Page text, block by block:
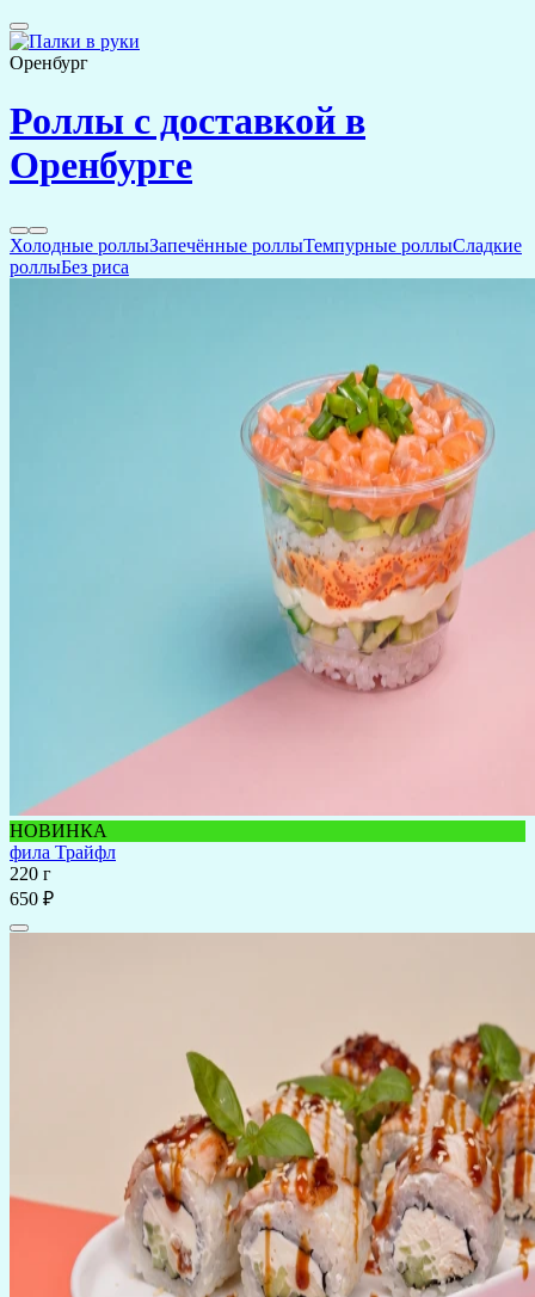
Оренбург
Роллы с доставкой в
Оренбурге
Холодные роллыЗапечённые роллыТемпурные роллыСладкие
роллыБез риса
НОВИНКА
фила Трайфл
220 г
650 ₽